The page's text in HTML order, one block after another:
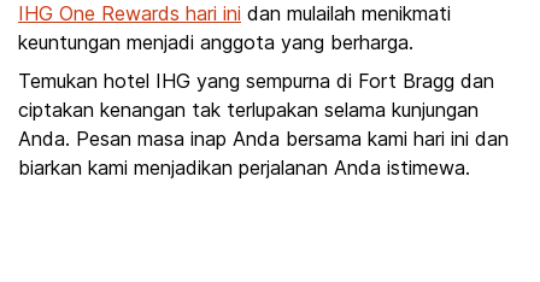
IHG One Rewards hari ini dan mulailah menikmati
keuntungan menjadi anggota yang berharga.
Temukan hotel IHG yang sempurna di Fort Bragg dan
ciptakan kenangan tak terlupakan selama kunjungan
Anda. Pesan masa inap Anda bersama kami hari ini dan
biarkan kami menjadikan perjalanan Anda istimewa.